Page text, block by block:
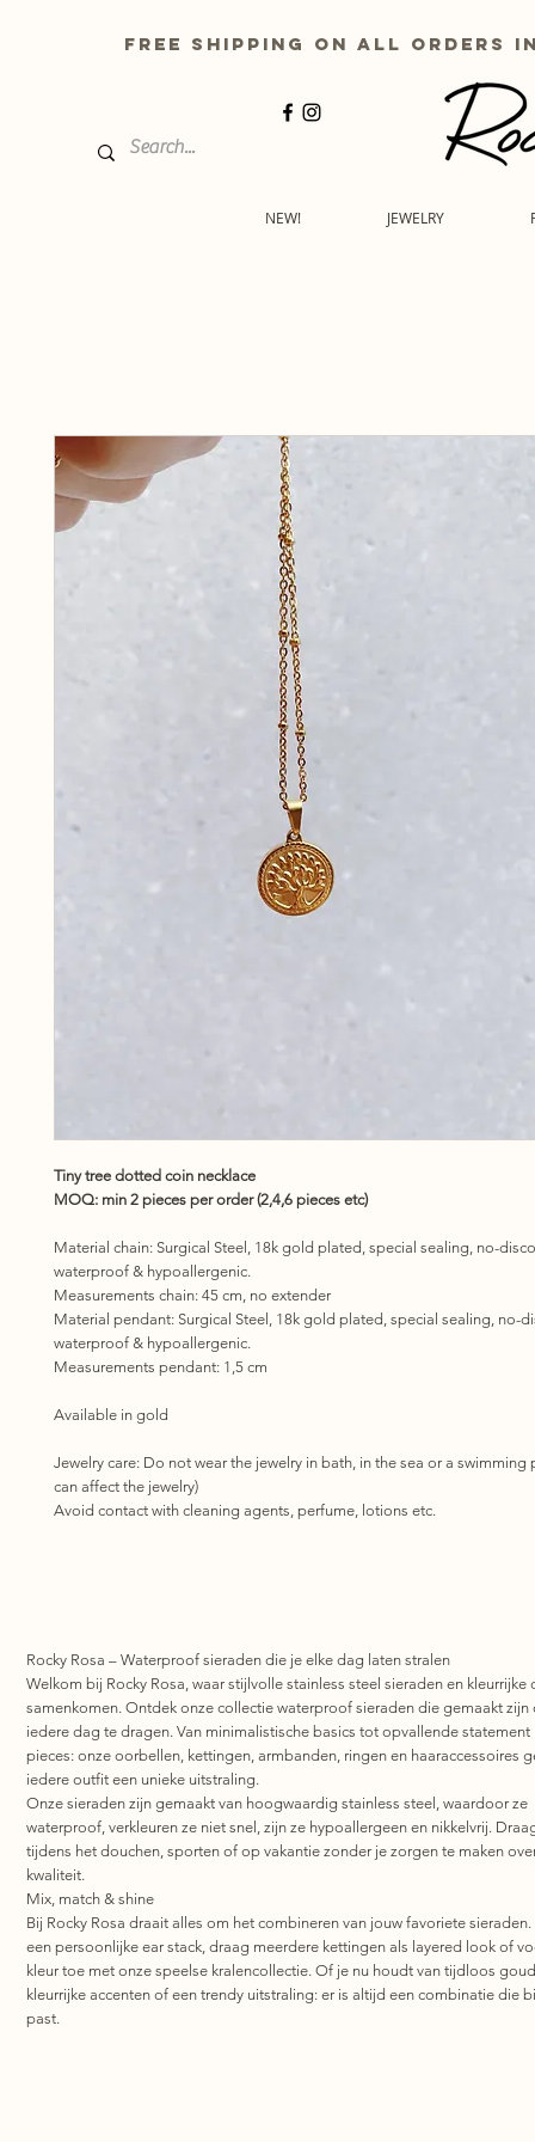
free shipping on all
NEW! JEWELRY
Tiny tree dotted coin necklace
MOQ: min 2 pieces per order (2,4,6 pieces etc)
Material chain: Surgical Steel, 18k gold plated, special sealing, no-
waterproof & hypoallergenic.
Measurements chain: 45 cm, no extender
Material pendant: Surgical Steel, 18k gold plated, special sealing, no-
waterproof & hypoallergenic.
Measurements pendant: 1,5 cm
Available in gold
Jewelry care: Do not wear the jewelry in bath, in the sea or a swimming
can affect the jewelry)
Avoid contact with cleaning agents, perfume, lotions etc.
Rocky Rosa – Waterproof sieraden die je elke dag laten stralen
Welkom bij Rocky Rosa, waar stijlvolle stainless steel sieraden en kleurrijke
samenkomen. Ontdek onze collectie waterproof sieraden die gemaakt zijn
iedere dag te dragen. Van minimalistische basics tot opvallende statement
pieces: onze oorbellen, kettingen, armbanden, ringen en haaraccessoires
iedere outfit een unieke uitstraling.
Onze sieraden zijn gemaakt van hoogwaardig stainless steel, waardoor ze
waterproof, verkleuren ze niet snel, zijn ze hypoallergeen en nikkelvrij.
tijdens het douchen, sporten of op vakantie zonder je zorgen te maken
kwaliteit.
Mix, match & shine
Bij Rocky Rosa draait alles om het combineren van jouw favoriete sieraden.
een persoonlijke ear stack, draag meerdere kettingen als layered look of
kleur toe met onze speelse kralencollectie. Of je nu houdt van tijdloos
kleurrijke accenten of een trendy uitstraling: er is altijd een combinatie die
past.